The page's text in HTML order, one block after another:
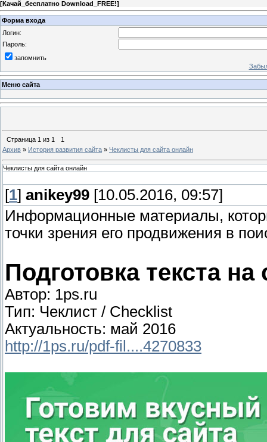
[Качай_бесплатно Download_FREE!]
Форма входа
Логин:
Пароль:
запомнить
Меню сайта
Страница 1 из 1
1
Архив » История развития сайта » Чеклисты для сайта онлайн
Чеклисты для сайта онлайн
[1] anikey99 [10.05.2016, 09:57]
Информационные материалы,
точки зрения его продвижения в
Подготовка текста на
Автор: 1ps.ru
Тип: Чеклист / Checklist
Актуальность: май 2016
http://1ps.ru/pdf-fil....4270833